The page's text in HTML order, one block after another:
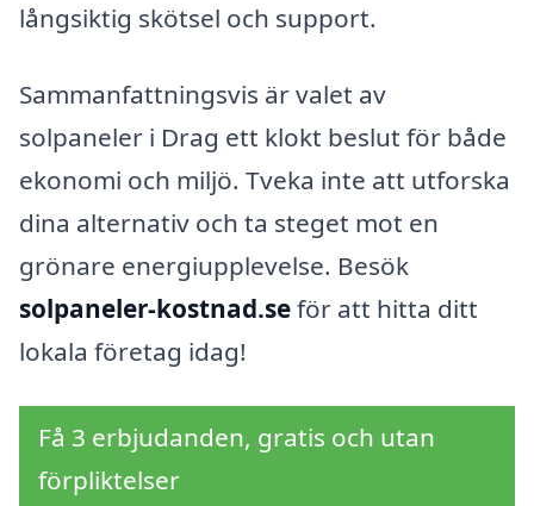
långsiktig skötsel och support.
Sammanfattningsvis är valet av
solpaneler i Drag ett klokt beslut för både
ekonomi och miljö. Tveka inte att utforska
dina alternativ och ta steget mot en
grönare energiupplevelse. Besök
solpaneler-kostnad.seför att hitta ditt
lokala företag idag!
Få 3 erbjudanden, gratis och utan
förpliktelser